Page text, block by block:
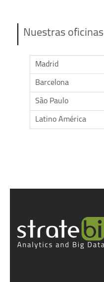
Nuestras oficinas
Madrid
Barcelona
São Paulo
Latino América